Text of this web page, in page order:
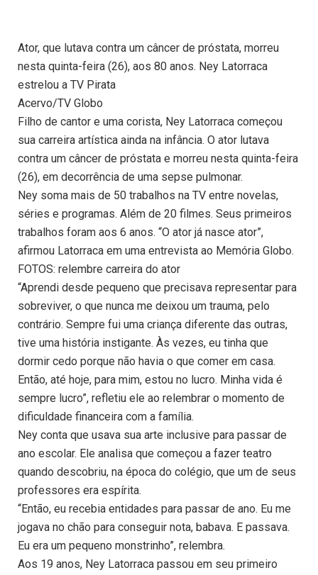
Ator, que lutava contra um câncer de próstata, morreu
nesta quinta-feira (26), aos 80 anos. Ney Latorraca
estrelou a TV Pirata
Acervo/TV Globo
Filho de cantor e uma corista, Ney Latorraca começou
sua carreira artística ainda na infância. O ator lutava
contra um câncer de próstata e morreu nesta quinta-feira
(26), em decorrência de uma sepse pulmonar.
Ney soma mais de 50 trabalhos na TV entre novelas,
séries e programas. Além de 20 filmes. Seus primeiros
trabalhos foram aos 6 anos. “O ator já nasce ator”,
afirmou Latorraca em uma entrevista ao Memória Globo.
FOTOS: relembre carreira do ator
“Aprendi desde pequeno que precisava representar para
sobreviver, o que nunca me deixou um trauma, pelo
contrário. Sempre fui uma criança diferente das outras,
tive uma história instigante. Às vezes, eu tinha que
dormir cedo porque não havia o que comer em casa.
Então, até hoje, para mim, estou no lucro. Minha vida é
sempre lucro”, refletiu ele ao relembrar o momento de
dificuldade financeira com a família.
Ney conta que usava sua arte inclusive para passar de
ano escolar. Ele analisa que começou a fazer teatro
quando descobriu, na época do colégio, que um de seus
professores era espírita.
“Então, eu recebia entidades para passar de ano. Eu me
jogava no chão para conseguir nota, babava. E passava.
Eu era um pequeno monstrinho”, relembra.
Aos 19 anos, Ney Latorraca passou em seu primeiro